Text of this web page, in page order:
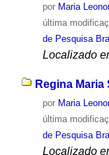
por Maria
última
de Pesquisa
Localizado
Regina
por Maria
última
de Pesquisa
Localizado